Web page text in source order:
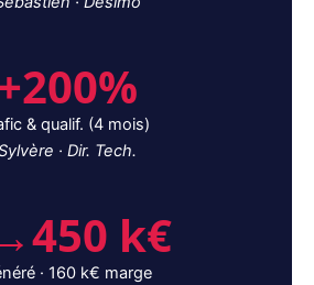
& qualif. (4 mois)
· Dir. Tech.
k€
· 160 k€ marge